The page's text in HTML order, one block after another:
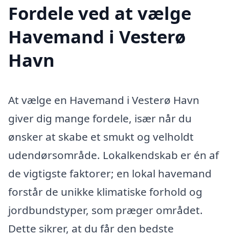
Fordele ved at vælge
Havemand i Vesterø
Havn
At vælge en Havemand i Vesterø Havn
giver dig mange fordele, især når du
ønsker at skabe et smukt og velholdt
udendørsområde. Lokalkendskab er én af
de vigtigste faktorer; en lokal havemand
forstår de unikke klimatiske forhold og
jordbundstyper, som præger området.
Dette sikrer, at du får den bedste